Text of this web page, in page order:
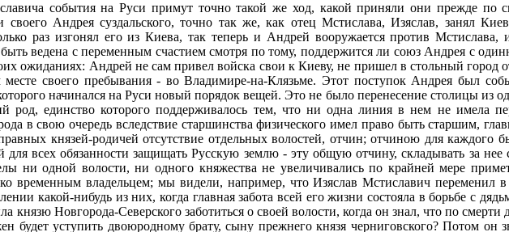
события на Руси примут точно такой же ход, какой приняли они прежде по
своего Андрея суздальского, точно так же, как отец Мстислава, Изяслав, занял
раз изгонял его из Киева, так теперь и Андрей вооружается против Мстислава,
ведена с переменным счастием смотря по тому, поддержится ли союз Андрея с
ожиданиях: Андрей не сам привел войска свои к Киеву, не пришел в стольный город
месте своего пребывания - во Владимире-на-Клязьме. Этот поступок Андрея был
начинался на Руси новый порядок вещей. Это не было перенесение столицы из
род, единство которого поддерживалось тем, что ни одна линия в нем не имела
в свою очередь вследствие старшинства физического имел право быть старшим,
князей-родичей отсутствие отдельных волостей, отчин; отчиною для каждого
для всех обязанности защищать Русскую землю - эту общую отчину, складывать за
ни одной волости, ни одного княжества не увеличивались по крайней мере
временным владельцем; мы видели, например, что Изяслав Мстиславич переменил
какой-нибудь из них, когда главная забота всей его жизни состояла в борьбе с
князю Новгорода-Северского заботиться о своей волости, когда он знал, что по смерти
уступить двоюродному брату, сыну прежнего князя черниговского? Потом он